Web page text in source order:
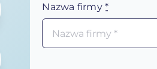
Nazwa firmy*